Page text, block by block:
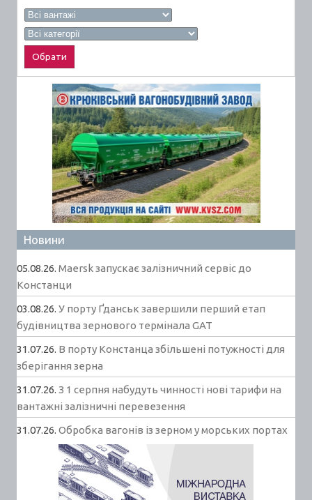
Новини
05.08.26. Maersk запускає залізничний сервіс до
Констанци
03.08.26. У порту Ґданськ завершили перший етап
будівництва зернового термінала GAT
31.07.26. В порту Констанца збільшені потужності для
зберігання зерна
31.07.26. З 1 серпня набудуть чинності нові тарифи на
вантажні залізничні перевезення
31.07.26. Обробка вагонів із зерном у морських портах